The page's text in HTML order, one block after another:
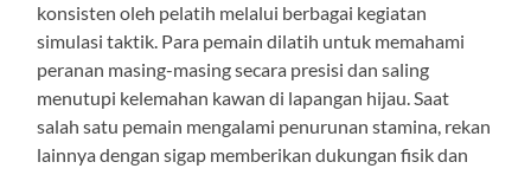
konsisten oleh pelatih melalui berbagai kegiatan
simulasi taktik. Para pemain dilatih untuk memahami
peranan masing-masing secara presisi dan saling
menutupi kelemahan kawan di lapangan hijau. Saat
salah satu pemain mengalami penurunan stamina, rekan
lainnya dengan sigap memberikan dukungan fisik dan